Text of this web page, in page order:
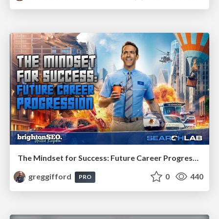
The Mindset for Success: Future Career Progression
greggifford
PRO 0 440